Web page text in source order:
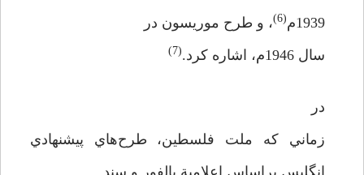
1939م
(6)
، و طرح موريسون در
سال 1946م، اشاره كرد.
(7)
در
زماني كه ملت فلسطين، طرح‌هاي پيشنهادي